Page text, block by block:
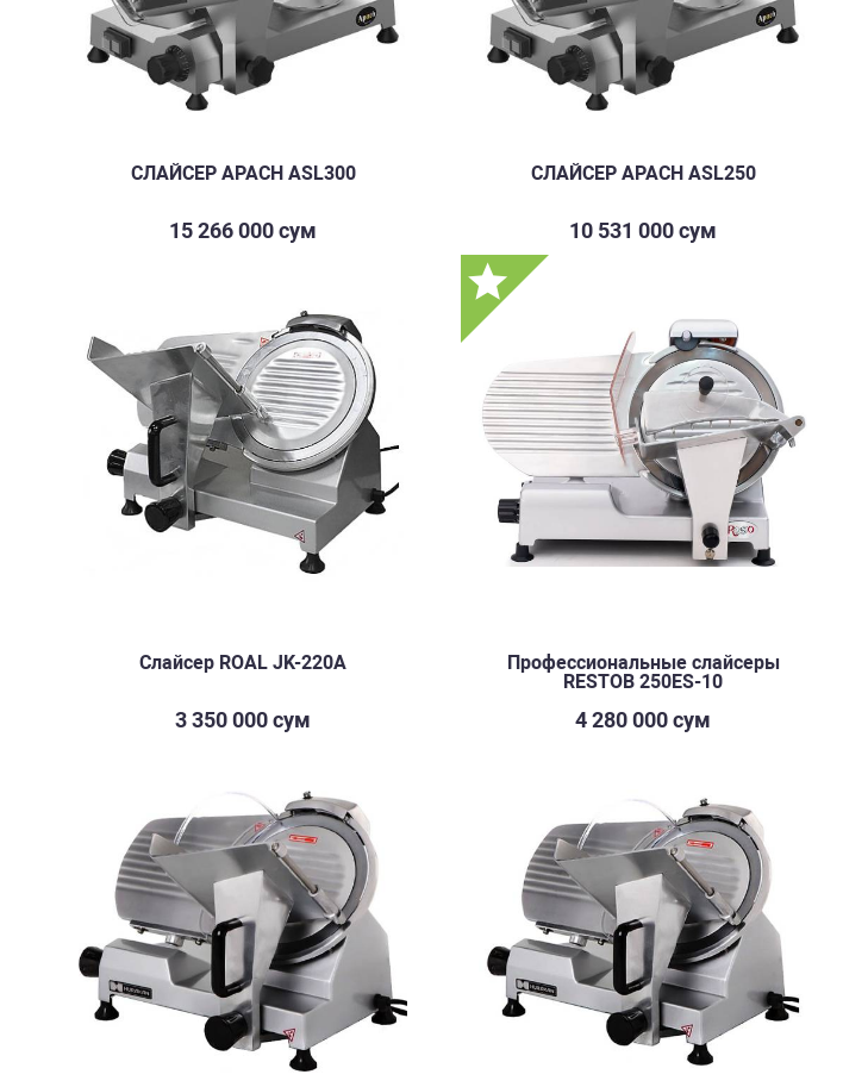
СЛАЙСЕР APACH ASL300
15 266 000 сум
СЛАЙСЕР APACH ASL250
10 531 000 сум
Слайсер ROAL JK-220A
3 350 000 сум
Профессиональные слайсеры
RESTOB 250ES-10
4 280 000 сум